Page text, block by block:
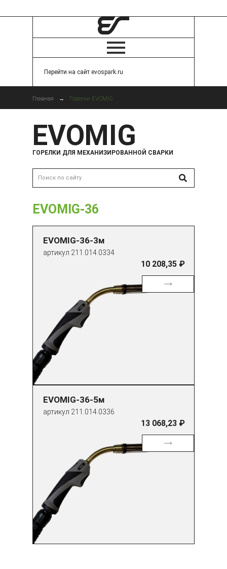
Перейти на сайт evospark.ru
Главная → Горелки EVOMIG
EVOMIG
ГОРЕЛКИ ДЛЯ МЕХАНИЗИРОВАННОЙ СВАРКИ
EVOMIG-36
EVOMIG-36-3м
артикул 211.014.0334
10 208,35 ₽
EVOMIG-36-5м
артикул 211.014.0336
13 068,23 ₽